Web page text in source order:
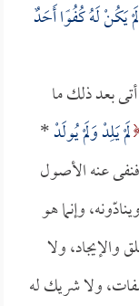
يَكُنْ لَهُ كُفُوًا أَحَدٌ
بعد ذلك ما
لَمْ يَلِدْ وَلَمْ يُولَدْ*
4]) فنفى عنه الأصول
وإنما هو
والإيجاد، ولا
ولا شريك له